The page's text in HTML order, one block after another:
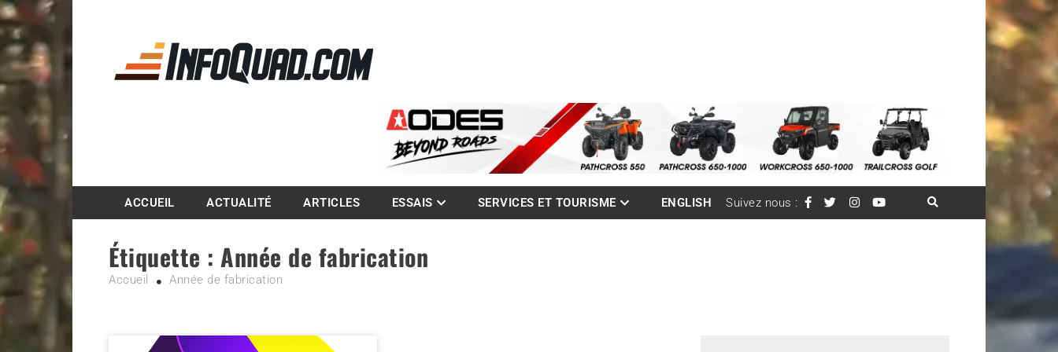
Magazine InfoQuad.com
ACCUEIL ACTUALITÉ ARTICLES ESSAIS SERVICES ET TOURISME ENGLISH Suivez nous :
Étiquette :Année de fabrication
Accueil Année de fabrication